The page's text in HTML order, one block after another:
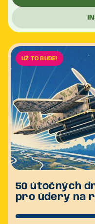
UŽ TO BUDE!
50 útočných
pro údery na